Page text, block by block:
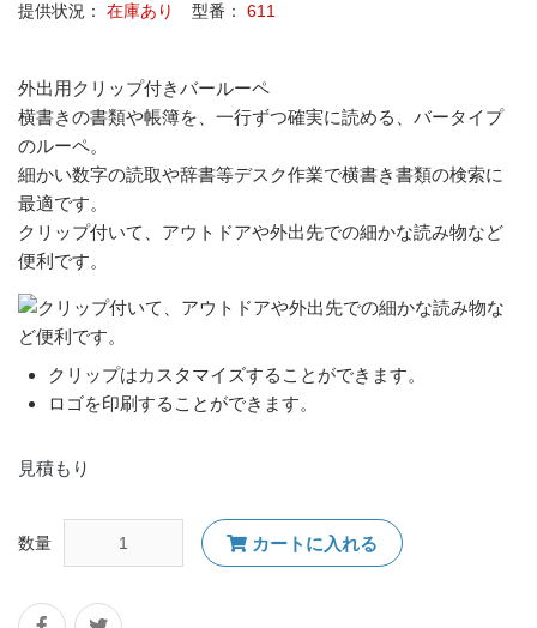
提供状況： 在庫あり 型番： 611
外出用クリップ付きバールーペ
横書きの書類や帳簿を、一行ずつ確実に読める、バータイプ
のルーペ。
細かい数字の読取や辞書等デスク作業で横書き書類の検索に
最適です。
クリップ付いて、アウトドアや外出先での細かな読み物など
便利です。
クリップはカスタマイズすることができます。
ロゴを印刷することができます。
見積もり
数量 カートに入れる